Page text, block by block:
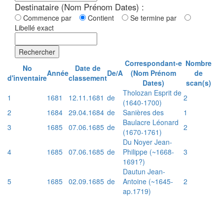
Destinataire (Nom Prénom Dates) :
Commence par Contient
Se termine par
Libellé exact
Rechercher
No
d'inventaireAnnée
Date de
classementDe/A
Correspondant-e
(Nom Prénom
Dates)
Nombre
de
scan(s)
1
1681 12.11.1681 de
Tholozan Esprit de
(1640-1700)
2
2
1684 29.04.1684 de Sanières des
1
3
1685 07.06.1685 de
Baulacre Léonard
(1670-1761)
2
4 1685 07.06.1685 de
Du Noyer Jean-
Philippe (~1668-
1691?)
3
5 1685 02.09.1685 de
Dautun Jean-
Antoine (~1645-
ap.1719)
2